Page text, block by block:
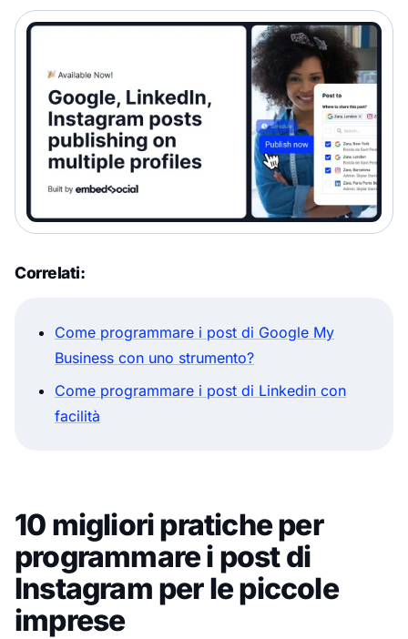
Correlati:
Come programmare i post di Google My
Business con uno strumento?
Come programmare i post di Linkedin con
facilità
10 migliori pratiche per
programmare i post di
Instagram per le piccole
imprese